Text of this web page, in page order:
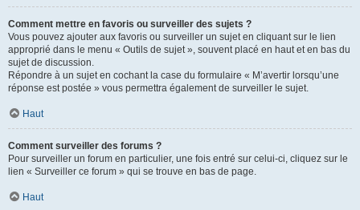
Comment mettre en favoris ou surveiller des sujets ?
Vous pouvez ajouter aux favoris ou surveiller un sujet en cliquant sur le lien
approprié dans le menu « Outils de sujet », souvent placé en haut et en bas du
sujet de discussion.
Répondre à un sujet en cochant la case du formulaire « M’avertir lorsqu’une
réponse est postée » vous permettra également de surveiller le sujet.
Haut
Comment surveiller des forums ?
Pour surveiller un forum en particulier, une fois entré sur celui-ci, cliquez sur le
lien « Surveiller ce forum » qui se trouve en bas de page.
Haut